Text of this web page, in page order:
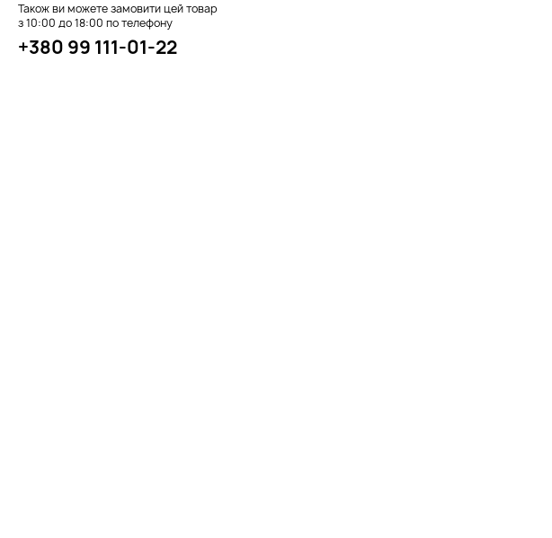
Також ви можете замовити цей товар
з 10:00 до 18:00 по телефону
+380 99 111-01-22